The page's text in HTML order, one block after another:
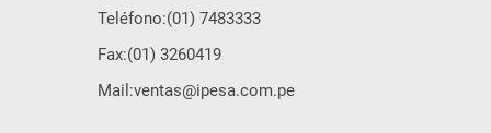
Teléfono:(01) 7483333
Fax:(01) 3260419
Mail:ventas@ipesa.com.pe